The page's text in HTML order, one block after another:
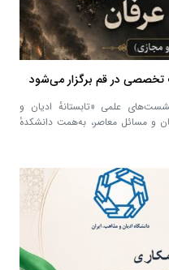
تخصصی در قم برگزار می‌شود
علمی «تابستانهٔ ادیان و
و مسائل معاصر، به‌همت دانشکدهٔ